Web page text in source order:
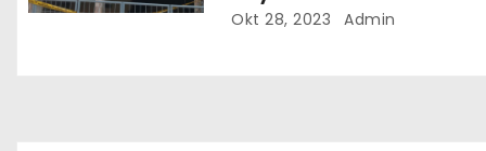
Okt 28, 2023 Admin